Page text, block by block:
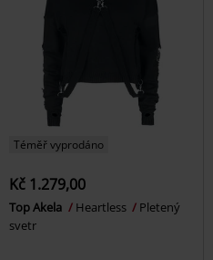
Téměř vyprodáno
Kč 1.279,00
Top Akela Heartless
Pletený
svetr